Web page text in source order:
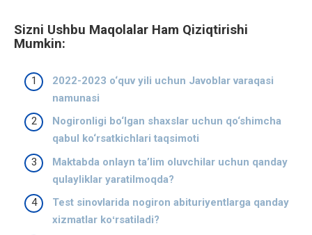
Sizni Ushbu Maqolalar Ham Qiziqtirishi
Mumkin:
2022-2023 o‘quv yili uchun Javoblar varaqasi
namunasi
Nogironligi bo‘lgan shaxslar uchun qo‘shimcha
qabul ko‘rsatkichlari taqsimoti
Maktabda onlayn ta’lim oluvchilar uchun qanday
qulayliklar yaratilmoqda?
Test sinovlarida nogiron abituriyentlarga qanday
xizmatlar koʻrsatiladi?